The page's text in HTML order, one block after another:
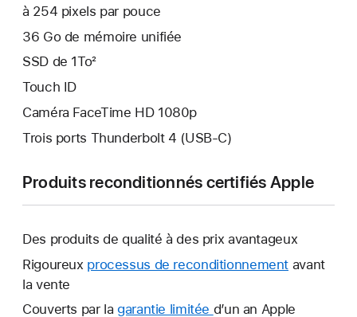
à 254 pixels par pouce
36 Go de mémoire unifiée
SSD de 1To²
Touch ID
Caméra FaceTime HD 1080p
Trois ports Thunderbolt 4 (USB-C)
Produits reconditionnés certifiés Apple
Des produits de qualité à des prix avantageux
Rigoureux processus de reconditionnement avant
la vente
Couverts par la garantie limitée Une
d’un an Apple